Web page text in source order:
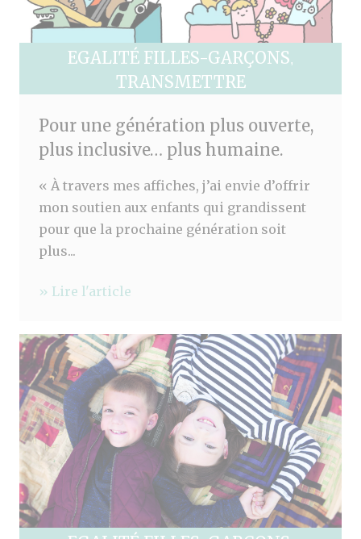
EGALITÉ FILLES-GARÇONS,
TRANSMETTRE
Pour une génération plus ouverte,
plus inclusive… plus humaine.
« À travers mes affiches, j’ai envie d’offrir
mon soutien aux enfants qui grandissent
pour que la prochaine génération soit
plus...
» Lire l'article